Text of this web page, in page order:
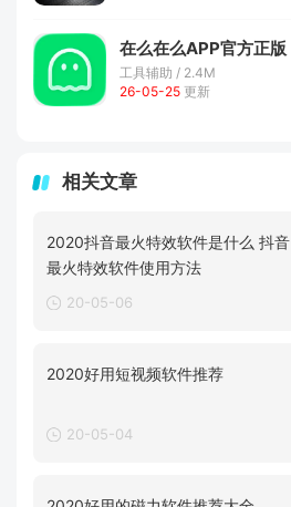
在么在么APP官方正版
工具辅助 / 2.4M
26-05-25 更新
相关文章
2020抖音最火特效软件是什么 抖音
最火特效软件使用方法
20-05-06
2020好用短视频软件推荐
20-05-04